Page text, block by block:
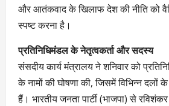
और आतंकवाद के खिलाफ देश की नीति को
स्पष्ट करना है।
प्रतिनिधिमंडल के नेतृत्वकर्ता और सदस्य
संसदीय कार्य मंत्रालय ने शनिवार को
के नामों की घोषणा की, जिसमें विभिन्न दलों
हैं। भारतीय जनता पार्टी (भाजपा) से